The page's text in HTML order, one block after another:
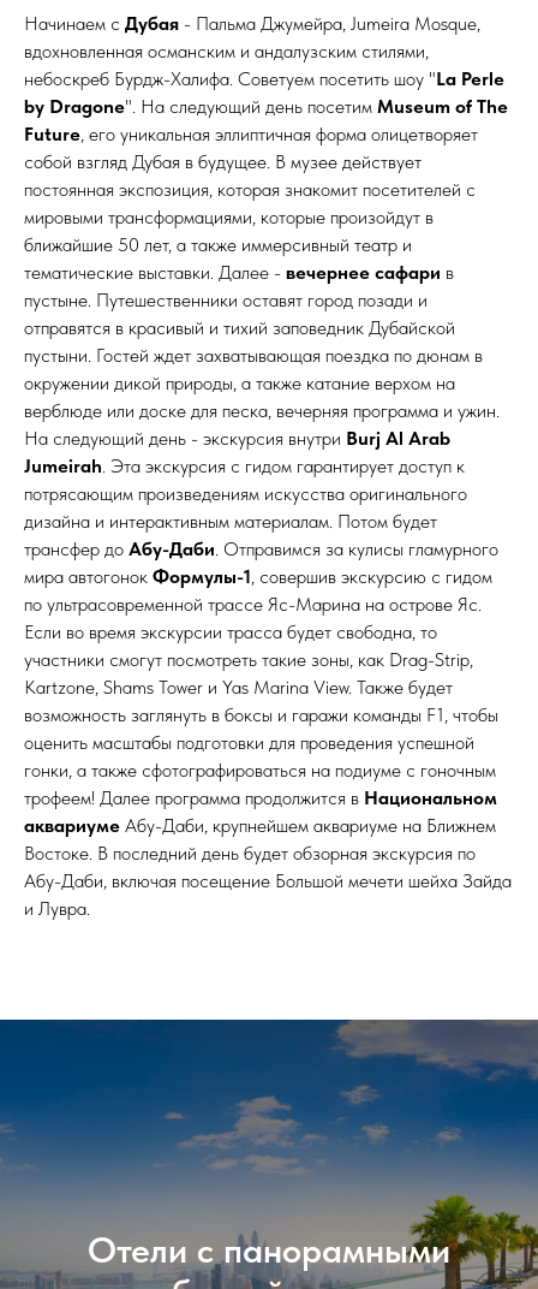
Начинаем с Дубая - Пальма Джумейра, Jumeira Mosque,
вдохновленная османским и андалузским стилями,
небоскреб Бурдж-Халифа. Советуем посетить шоу "La Perle
by Dragone". На следующий день посетим Museum of The
Future , его уникальная эллиптичная форма олицетворяет
собой взгляд Дубая в будущее. В музее действует
постоянная экспозиция, которая знакомит посетителей с
мировыми трансформациями, которые произойдут в
ближайшие 50 лет, а также иммерсивный театр и
тематические выставки. Далее - вечернее сафари в
пустыне. Путешественники оставят город позади и
отправятся в красивый и тихий заповедник Дубайской
пустыни. Гостей ждет захватывающая поездка по дюнам в
окружении дикой природы, а также катание верхом на
верблюде или доске для песка, вечерняя программа и ужин.
На следующий день - экскурсия внутри Burj Al Arab
Jumeirah . Эта экскурсия с гидом гарантирует доступ к
потрясающим произведениям искусства оригинального
дизайна и интерактивным материалам. Потом будет
трансфер до Абу-Даби . Отправимся за кулисы гламурного
мира автогонок Формулы-1 , совершив экскурсию с гидом
по ультрасовременной трассе Яс-Марина на острове Яс.
Если во время экскурсии трасса будет свободна, то
участники смогут посмотреть такие зоны, как Drag-Strip,
Kartzone, Shams Tower и Yas Marina View. Также будет
возможность заглянуть в боксы и гаражи команды F1, чтобы
оценить масштабы подготовки для проведения успешной
гонки, а также сфотографироваться на подиуме с гоночным
трофеем! Далее программа продолжится в Национальном
аквариуме Абу-Даби, крупнейшем аквариуме на Ближнем
Востоке. В последний день будет обзорная экскурсия по
Абу-Даби, включая посещение Большой мечети шейха Зайда
и Лувра.
Отели с панорамными